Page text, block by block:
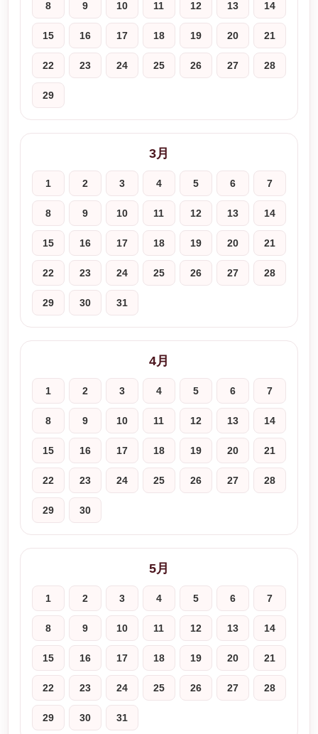
8 9 10 11 12 13 14
15 16 17 18 19 20 21
22 23 24 25 26 27 28
29
3月
1 2 3 4 5 6 7
8 9 10 11 12 13 14
15 16 17 18 19 20 21
22 23 24 25 26 27 28
29 30 31
4月
1 2 3 4 5 6 7
8 9 10 11 12 13 14
15 16 17 18 19 20 21
22 23 24 25 26 27 28
29 30
5月
1 2 3 4 5 6 7
8 9 10 11 12 13 14
15 16 17 18 19 20 21
22 23 24 25 26 27 28
29 30 31